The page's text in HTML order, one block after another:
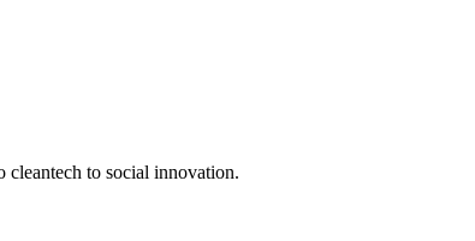
to social innovation.